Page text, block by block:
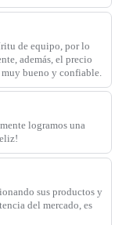
de equipo, por lo
además, el precio
bueno y confiable.
logramos una
sus productos y
del mercado, es